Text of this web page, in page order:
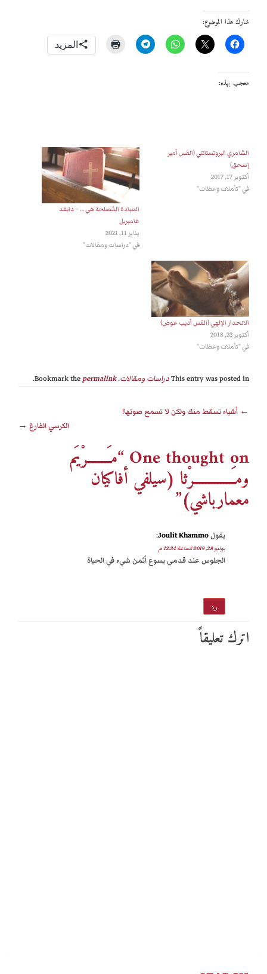
شارك هذا الموضوع:
المزيد
معجب بهذه:
السَّامري البروتستانتي (القس أمير
إسحق)
أكتوبر 17, 2017
في "تأملات وعظات"
العبادة المُصلحة هي … – دايفد
غامبريل
يناير 11, 2021
في "دراسات ومقالات"
الانحدار الإلهي (القس أديب عوض)
أكتوبر 23, 2018
في "تأملات وعظات"
This entry was posted inدراسات ومقالات. Bookmark the
permalink
.
← أشياء تسقط منك ولكن لا تسمع صوتها‎!
الكرسي الفارغ →
One thought on “مــــَــــرْيَم
ومـَـــــــــــــرْثا (سيلفي أفاكيان
معمارباشي)”
يقولJoulit Khammo
:
يونيو 28, 2019 الساعة 12:34 م
الجلوس عند قدمي يسوع أثمن شيء في الحياة
رد
اترك تعليقاً